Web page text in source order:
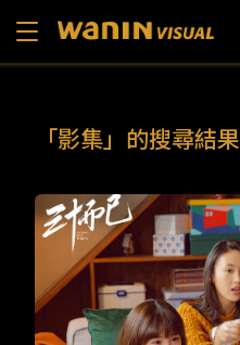
コラム
お問い合わせ
「影集」的搜尋結果